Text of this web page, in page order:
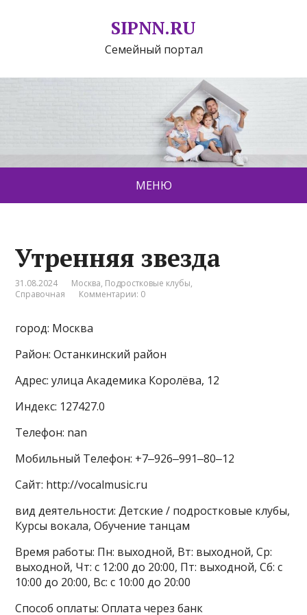
SIPNN.RU
Семейный портал
МЕНЮ
Утренняя звезда
31.08.2024 Москва, Подростковые клубы,
Справочная
Комментарии: 0
город: Москва
Район: Останкинский район
Адрес: улица Академика Королёва, 12
Индекс: 127427.0
Телефон: nan
Мобильный Телефон: +7‒926‒991‒80‒12
Сайт: http://vocalmusic.ru
вид деятельности: Детские / подростковые клубы,
Курсы вокала, Обучение танцам
Время работы: Пн: выходной, Вт: выходной, Ср:
выходной, Чт: с 12:00 до 20:00, Пт: выходной, Сб: с
10:00 до 20:00, Вс: с 10:00 до 20:00
Способ оплаты: Оплата через банк